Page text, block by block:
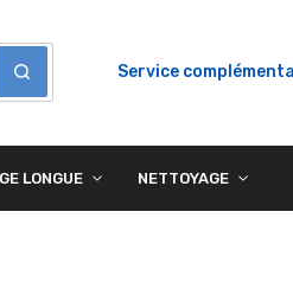
Service
LONGUE NETTOYAGE